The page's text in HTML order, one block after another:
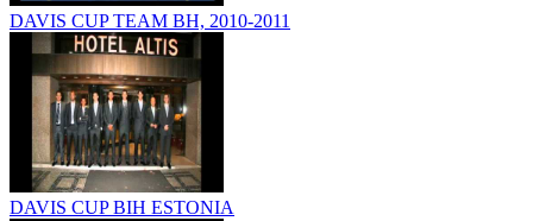
DAVIS CUP TEAM BH, 2010-2011
DAVIS CUP BIH ESTONIA